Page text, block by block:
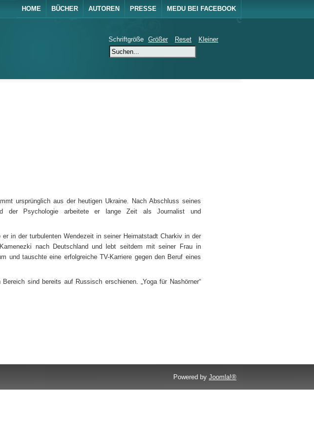
HOME BÜCHER AUTOREN PRESSE MEDU BEI FACEBOOK
Schriftgröße Größer Reset Kleiner
ursprünglich aus der heutigen Ukraine. Nach Abschluss seines
der Psychologie arbeitete er lange Zeit als Journalist und
in der turbulenten Wendezeit in seiner Heimatstadt Charkiv in der
nach Deutschland und lebt seitdem mit seiner Frau in
und tauschte eine erfolgreiche TV-Karriere gegen den Beruf eines
sind bereits auf Russisch erschienen. „Yoga für Nashörner“
Powered by Joomla!®